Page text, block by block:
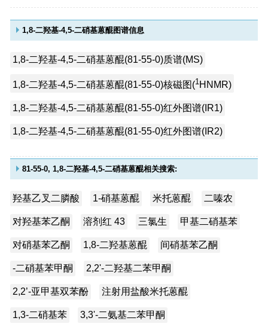
1,8-二羟基-4,5-二硝基蒽醌图谱信息
1,8-二羟基-4,5-二硝基蒽醌(81-55-0)质谱(MS)
1,8-二羟基-4,5-二硝基蒽醌(81-55-0)核磁图(1HNMR)
1,8-二羟基-4,5-二硝基蒽醌(81-55-0)红外图谱(IR1)
1,8-二羟基-4,5-二硝基蒽醌(81-55-0)红外图谱(IR2)
81-55-0, 1,8-二羟基-4,5-二硝基蒽醌相关搜索:
羟基乙叉二膦酸 1-硝基蒽醌 米托蒽醌 二嗪农
对羟基苯乙酮 溶剂红 43 三氯生 甲基二硝基苯
对硝基苯乙酮 1,8-二羟基蒽醌 间硝基苯乙酮
-二硝基苯甲酮 2,2'-二羟基二苯甲酮
2,2’-亚甲基双苯酚 注射用盐酸米托蒽醌
1,3-二硝基苯 3,3'-二氨基二苯甲酮